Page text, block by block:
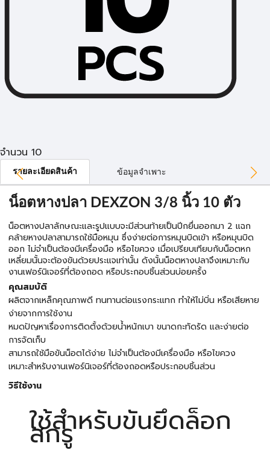
จำนวน 10
รายละเอียดสินค้า ข้อมูลจำเพาะ
น็อตหางปลา DEXZON 3/8 นิ้ว 10 ตัว
น็อตหางปลาลักษณะและรูปแบบจะมีส่วนท้ายเป็นปีกยื่นออกมา 2 แฉก
คล้ายหางปลาสามารถใช้มือหมุน ซึ่งง่ายต่อการหมุนบิดเข้า หรือหมุนบิด
ออก ไม่จำเป็นต้องมีเครื่องมือ หรือไขควง เมื่อเปรียบเทียบกับน็อตหก
เหลี่ยมนั้นจะต้องขันด้วยประแจเท่านั้น ดังนั้นน็อตหางปลาจึงเหมาะกับ
งานเฟอร์นิเจอร์ที่ต้องถอด หรือประกอบชิ้นส่วนบ่อยครั้ง
คุณสมบัติ
ผลิตจากเหล็กคุณภาพดี ทนทานต่อแรงกระแทก ทำให้ไม่บิ่น หรือเสียหาย
ง่ายจากการใช้งาน
หมดปัญหาเรื่องการติดตั้งด้วยน้ำหนักเบา ขนาดกะทัดรัด และง่ายต่อ
การจัดเก็บ
สามารถใช้มือขันน็อตได้ง่าย ไม่จำเป็นต้องมีเครื่องมือ หรือไขควง
เหมาะสำหรับงานเฟอร์นิเจอร์ที่ต้องถอดหรือประกอบชิ้นส่วน
วิธีใช้งาน
ใช้สำหรับขันยึดล็อก
สกรู